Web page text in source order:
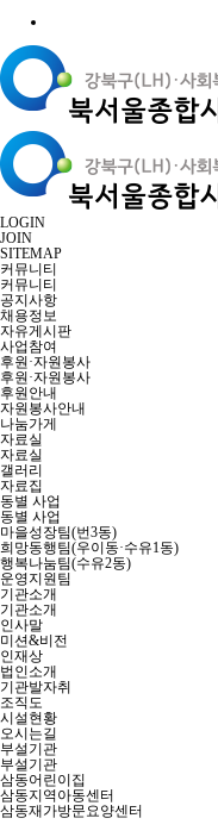
LOGIN
JOIN
SITEMAP
커뮤니티
커뮤니티
공지사항
채용정보
자유게시판
사업참여
후원·자원봉사
후원·자원봉사
후원안내
자원봉사안내
나눔가게
자료실
자료실
갤러리
자료집
동별 사업
동별 사업
마을성장팀(번3동)
희망동행팀(우이동·수유1동)
행복나눔팀(수유2동)
운영지원팀
기관소개
기관소개
인사말
미션&비전
인재상
법인소개
기관발자취
조직도
시설현황
오시는길
부설기관
부설기관
삼동어린이집
삼동지역아동센터
삼동재가방문요양센터